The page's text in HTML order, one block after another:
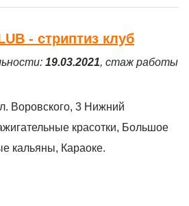
- стриптиз клуб
19.03.2021, стаж работы
Воровского, 3 Нижний
красотки, Большое
кальяны, Караоке.